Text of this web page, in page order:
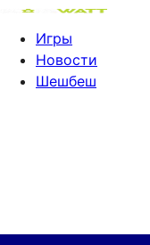
Игры
Новости
Шешбеш